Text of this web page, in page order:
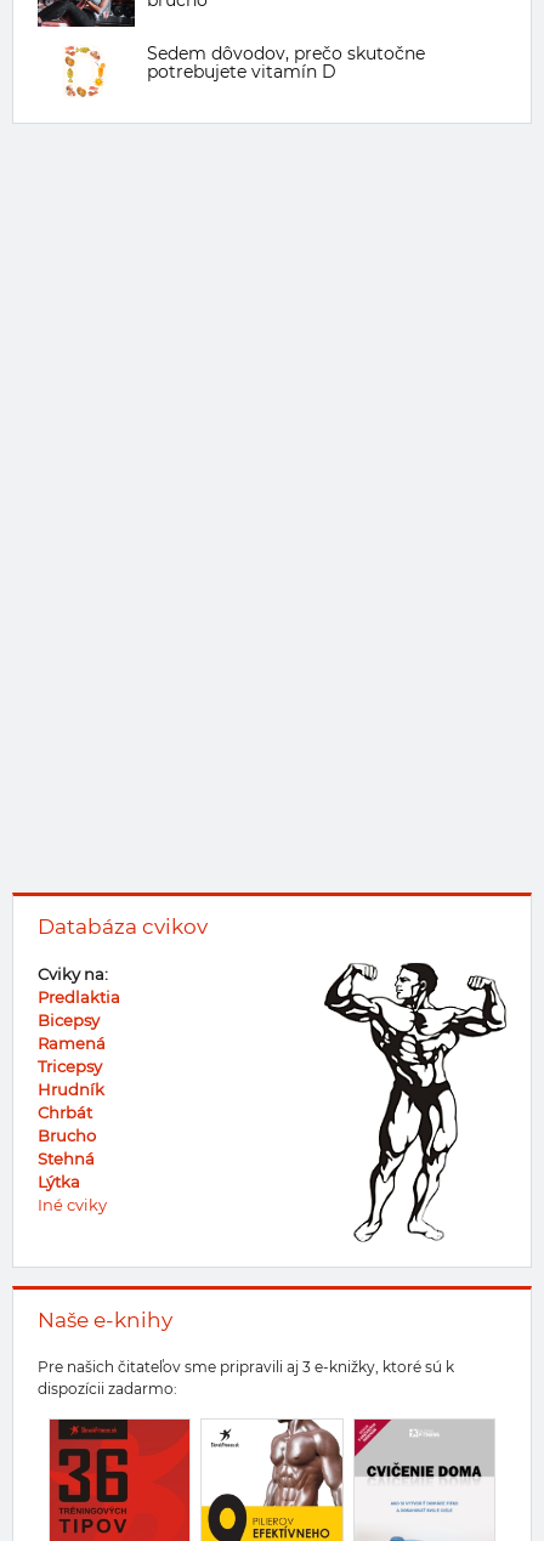
Sedem dôvodov, prečo skutočne
potrebujete vitamín D
Databáza cvikov
Cviky na:
Predlaktia
Bicepsy
Ramená
Tricepsy
Hrudník
Chrbát
Brucho
Stehná
Lýtka
Iné cviky
Naše e-knihy
Pre našich čitateľov sme pripravili aj 3 e-knižky, ktoré sú k
dispozícii zadarmo: